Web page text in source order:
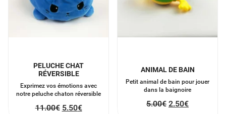
PELUCHE CHAT
RÉVERSIBLE
Exprimez vos émotions avec
notre peluche chaton réversible
11.00€ 5.50€
ANIMAL DE BAIN
Petit animal de bain pour jouer
dans la baignoire
5.00€ 2.50€